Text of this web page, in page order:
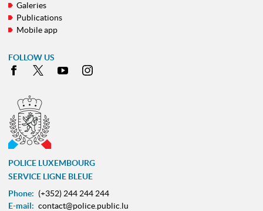
Galeries
Publications
Mobile app
FOLLOW US
Facebook
X Youtube
POLICE LUXEMBOURG
SERVICE LIGNE BLEUE
Phone: (+352) 244 244 244
E-mail: contact@police.public.lu